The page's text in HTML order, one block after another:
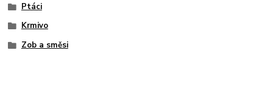
Ptáci
Krmivo
Zob a směsi